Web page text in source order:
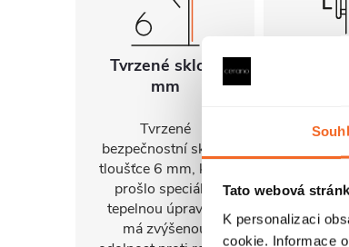
Tato webová
K personalizaci
cookie. Informace
Tvrzené sklo 6
mm
Tvrzené
bezpečnostní sklo o
tloušťce 6 mm, které
prošlo speciální
tepelnou úpravou,
má zvýšenou
stranu.
snadno